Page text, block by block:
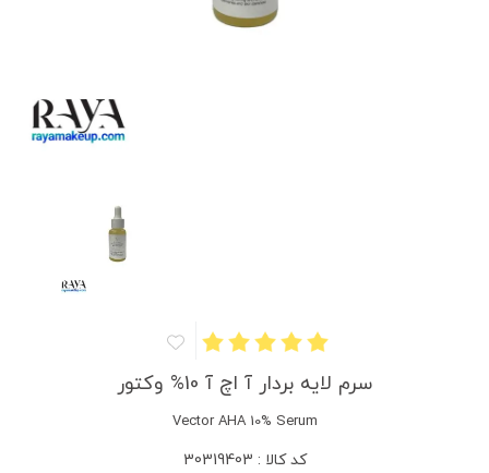
سرم لایه بردار آ اچ آ 10% وکتور
Vector AHA 10% Serum
کد کالا : 30319403